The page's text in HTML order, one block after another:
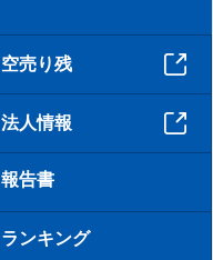
空売り残
法人情報
報告書
ランキング